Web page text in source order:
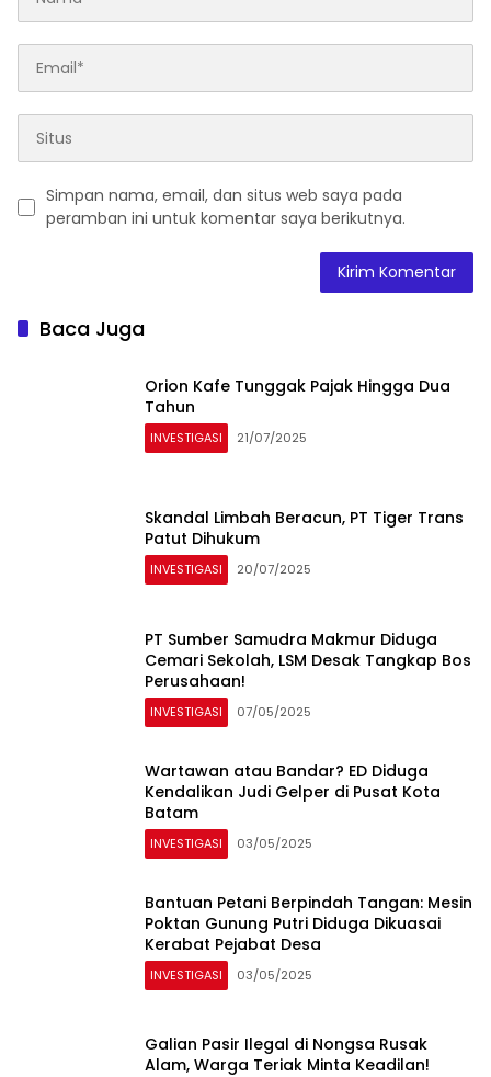
Simpan nama, email, dan situs web saya pada
peramban ini untuk komentar saya berikutnya.
Baca Juga
Orion Kafe Tunggak Pajak Hingga Dua
Tahun
INVESTIGASI 21/07/2025
Skandal Limbah Beracun, PT Tiger Trans
Patut Dihukum
INVESTIGASI 20/07/2025
PT Sumber Samudra Makmur Diduga
Cemari Sekolah, LSM Desak Tangkap Bos
Perusahaan!
INVESTIGASI 07/05/2025
Wartawan atau Bandar? ED Diduga
Kendalikan Judi Gelper di Pusat Kota
Batam
INVESTIGASI 03/05/2025
Bantuan Petani Berpindah Tangan: Mesin
Poktan Gunung Putri Diduga Dikuasai
Kerabat Pejabat Desa
INVESTIGASI 03/05/2025
Galian Pasir Ilegal di Nongsa Rusak
Alam, Warga Teriak Minta Keadilan!